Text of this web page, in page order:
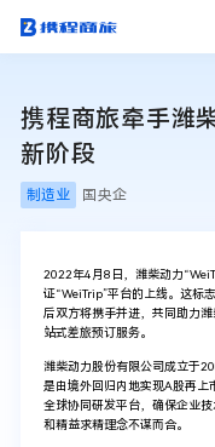
携程商旅牵手潍
新阶段
制造业 国央企
2022年4月8日，潍柴动力
证“WeiTrip”平台的上线。这标
后双方将携手并进，共同助力
站式差旅预订服务。
潍柴动力股份有限公司成立于
是由境外回归内地实现A股再上
全球协同研发平台，确保企业
和精益求精理念不谋而合。